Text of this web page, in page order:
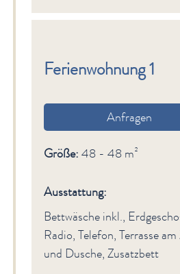
Ferienwohnung 1
Anfragen
Größe: 48 - 48 m²
Ausstattung:
Bettwäsche inkl.,
Radio, Telefon, Terrasse
und Dusche, Zusatzbett